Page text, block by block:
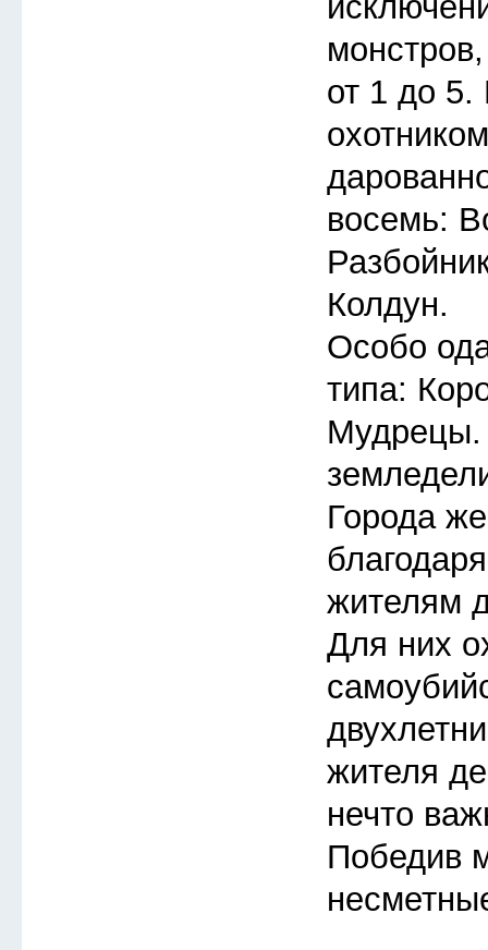
от 1 до
восемь:
Колдун.
Особо
типа:
Мудрецы.
Города
жителям
Для них
жителя
нечто
Победив